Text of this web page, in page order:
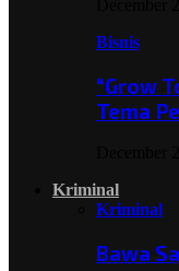
Bisnis
“Grow
Tema
Kriminal
Kriminal
Bawa